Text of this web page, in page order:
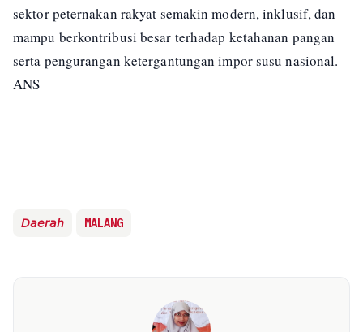
sektor peternakan rakyat semakin modern, inklusif, dan
mampu berkontribusi besar terhadap ketahanan pangan
serta pengurangan ketergantungan impor susu nasional.
ANS
𝘋𝘢𝘦𝘳𝘢𝘩 MALANG